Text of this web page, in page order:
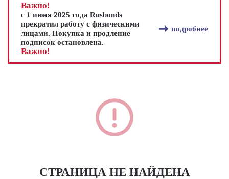
Важно!
с 1 июня 2025 года Rusbonds
прекратил работу с физическими
лицами. Покупка и продление
подписок остановлена.
подробнее
Важно!
СТРАНИЦА НЕ НАЙДЕНА